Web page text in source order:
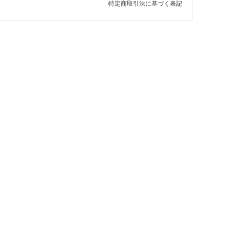
特定商取引法に基づく表記